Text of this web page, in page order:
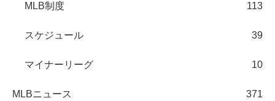
MLB制度 113
スケジュール 39
マイナーリーグ 10
MLBニュース 371